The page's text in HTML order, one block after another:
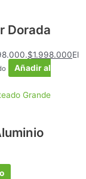
Dorada
$1.998.000El
Añadir al